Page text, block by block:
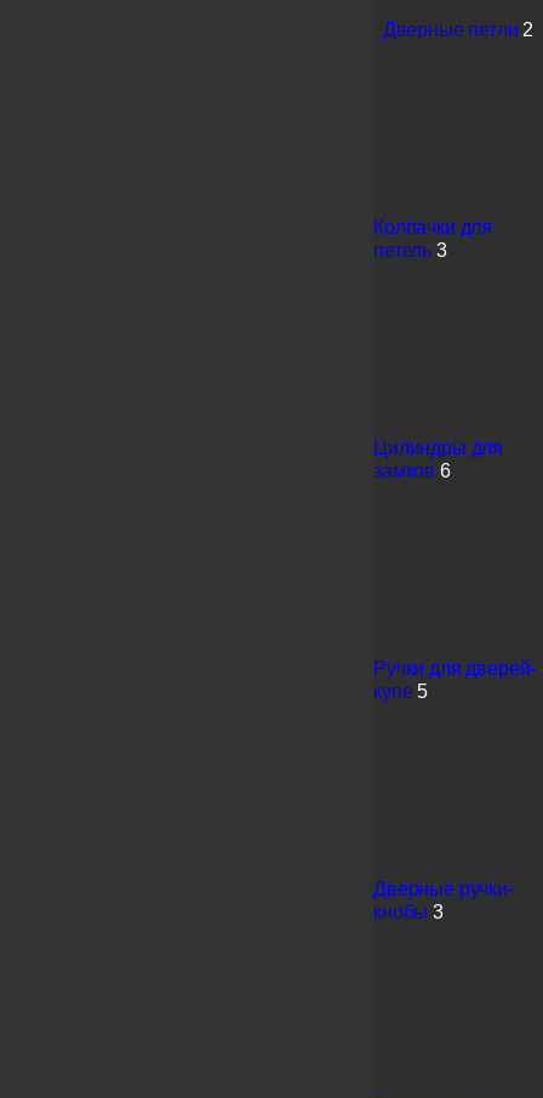
Дверные петли 2
Колпачки для
петель 3
Цилиндры для
замков 6
Ручки для дверей-
купе 5
Дверные ручки-
кнобы 3